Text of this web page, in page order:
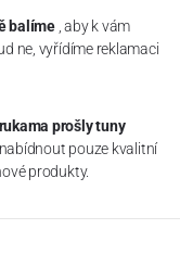
balíme , aby k vám
ne, vyřídíme reklamaci
prošly tuny
pouze kvalitní
produkty.